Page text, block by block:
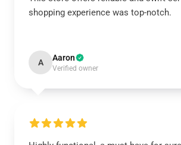
shopping experience was top-notch.
A Aaron
Verified owner